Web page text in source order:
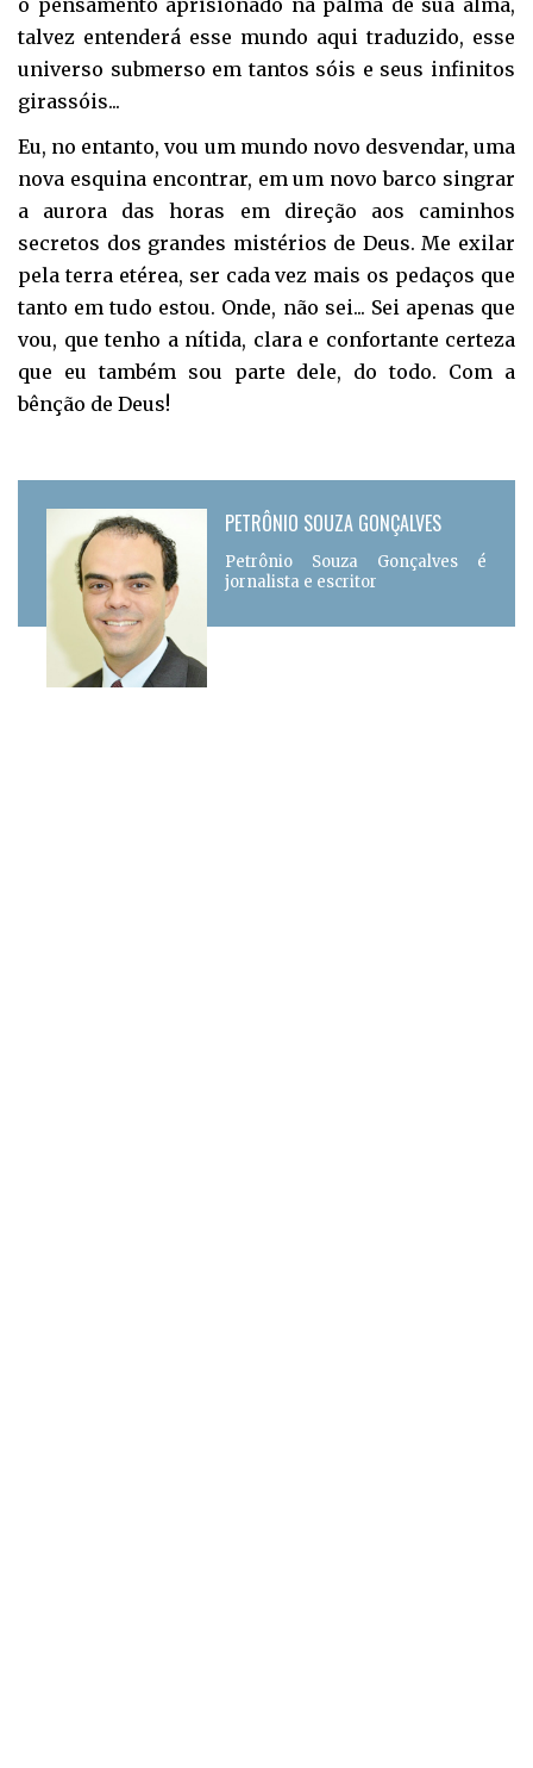
talvez entenderá esse mundo aqui traduzido, esse
universo submerso em tantos sóis e seus infinitos
girassóis...
Eu, no entanto, vou um mundo novo desvendar, uma
nova esquina encontrar, em um novo barco singrar
a aurora das horas em direção aos caminhos
secretos dos grandes mistérios de Deus. Me exilar
pela terra etérea, ser cada vez mais os pedaços que
tanto em tudo estou. Onde, não sei... Sei apenas que
vou, que tenho a nítida, clara e confortante certeza
que eu também sou parte dele, do todo. Com a
bênção de Deus!
PETRÔNIO SOUZA GONÇALVES
Petrônio Souza Gonçalves é
jornalista e escritor